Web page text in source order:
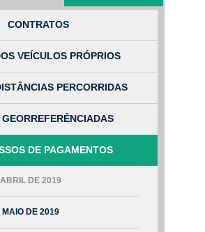
CONTRATOS
VEÍCULOS PRÓPRIOS
PERCORRIDAS
DE PAGAMENTOS
ABRIL DE 2019
MAIO DE 2019